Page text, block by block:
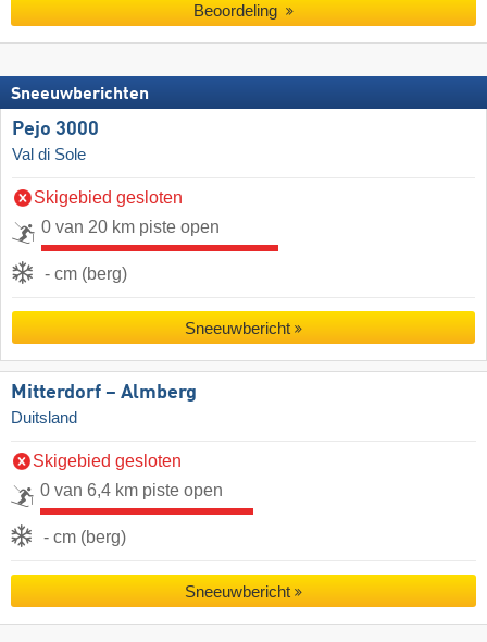
Beoordeling
Sneeuwberichten
Pejo 3000
Val di Sole
Skigebied gesloten
0 van 20 km piste open
- cm (berg)
Sneeuwbericht
Mitterdorf – Almberg
Duitsland
Skigebied gesloten
0 van 6,4 km piste open
- cm (berg)
Sneeuwbericht